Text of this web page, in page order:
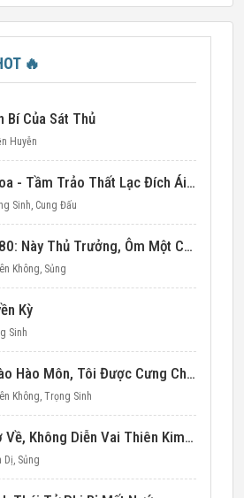
🔥
Bí Của Sát Thủ
Huyễn
Độ Thiệu Hoa - Tầm Trảo Thất Lạc Đích Ái Tình
Sinh, Cung Đấu
Thập Niên 80: Này Thủ Trưởng, Ôm Một Cái Đi!
Không, Sủng
Kỳ
Sinh
Thay Chị Vào Hào Môn, Tôi Được Cưng Chiều Hết Mực (Thập Niên 90)
Không, Trọng Sinh
Đại Lão Trở Về, Không Diễn Vai Thiên Kim Giả Nữa
Dị, Sủng